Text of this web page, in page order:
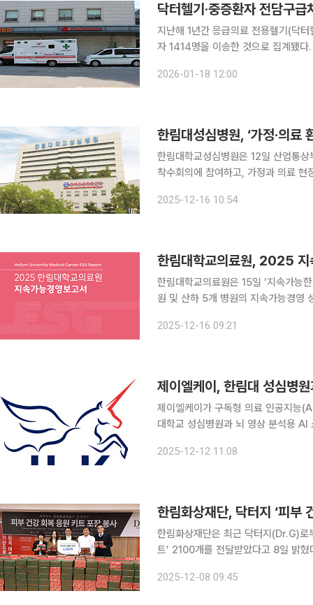
닥터헬기·중증환자 전담구
지난해 1년간 응급의료 전용헬기(닥
자 1414명을 이송한 것으로 집계됐다. 18일 보건복지부에 따르면, 지난해 한 해 닥더헬기로 중증
환 등 중증 응급질환은 시간이 지날수
2026-01-18 12:00
한림대성심병원, ‘가정·의료
한림대학교성심병원은 12일 산업통
착수회의에 참여하고, 가정과 의료 현
구개발 프로젝트로 휴머노이드 로봇
2025-12-16 10:54
한림대학교의료원, 2025 지
한림대학교의료원은 15일 ‘지속가능
원 및 산하 5개 병원의 지속가능경영
가능개발목표(SDGs) 기준을 적용해
2025-12-16 09:21
제이엘케이, 한림대 성심병
제이엘케이가 구독형 의료 인공지능(AI) 소프
대학교 성심병원과 뇌 영상 분석용
안전처로부터 인허가를 받은 디지털
2025-12-12 11:08
한림화상재단, 닥터지 ‘피부
한림화상재단은 최근 닥터지(Dr.G)로
트’ 2100개를 전달받았다고 8일 밝혔다. 한림대학교한강성심병원 도헌연구센터에서 열
명이 참석했다. 닥터지 임직원들은 병
2025-12-08 09:45